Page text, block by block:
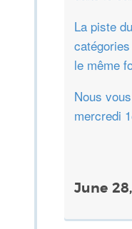
La piste
le même
Nous
mercredi
June